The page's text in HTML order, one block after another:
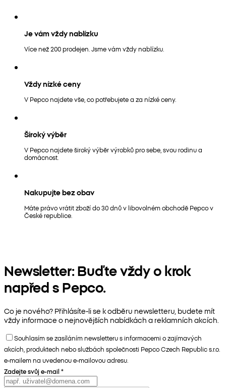
Je vám vždy nablízku
Více než 200 prodejen. Jsme vám vždy nablízku.
Vždy nízké ceny
V Pepco najdete vše, co potřebujete a za nízké ceny.
Široký výběr
V Pepco najdete široký výběr výrobků pro sebe, svou rodinu a
domácnost.
Nakupujte bez obav
Máte právo vrátit zboží do 30 dnů v libovolném obchodě Pepco v
České republice.
Newsletter: Buďte vždy o krok
napřed s Pepco.
Co je nového? Přihlásíte-li se k odběru newsletteru, budete mít
vždy informace o nejnovějších nabídkách a reklamních akcích.
Souhlasím se zasíláním newsletteru s informacemi o zajímavých
akcích, produktech nebo službách společnosti Pepco Czech Republic s.r.o.
e-mailem na uvedenou e-mailovou adresu.
Zadejte svůj e-mail *